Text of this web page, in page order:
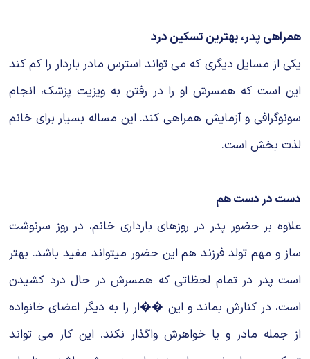
همراهی پدر، بهترین تسکین درد
یکی از مسایل دیگری که می تواند استرس مادر باردار را کم کند
این است که همسرش او را در رفتن به ویزیت پزشک، انجام
سونوگرافی و آزمایش همراهی کند. این مساله بسیار برای خانم
لذت بخش است.
دست در دست هم
علاوه بر حضور پدر در روزهای بارداری خانم، در روز سرنوشت
ساز و مهم تولد فرزند هم این حضور میتواند مفید باشد. بهتر
است پدر در تمام لحظاتی که همسرش در حال درد کشیدن
است، در کنارش بماند و این ��ار را به دیگر اعضای خانواده
از جمله مادر و یا خواهرش واگذار نکند. این کار می تواند